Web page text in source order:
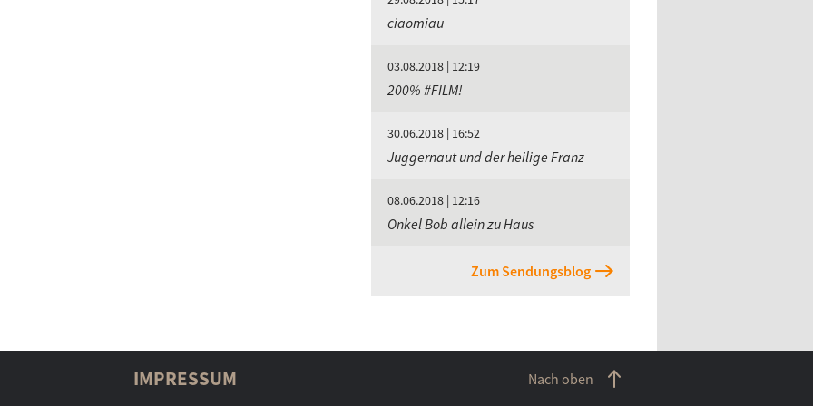
ciaomiau
03.08.2018 | 12:19
200% #FILM!
30.06.2018 | 16:52
Juggernaut und der heilige Franz
08.06.2018 | 12:16
Onkel Bob allein zu Haus
Zum Sendungsblog
IMPRESSUM Nach oben